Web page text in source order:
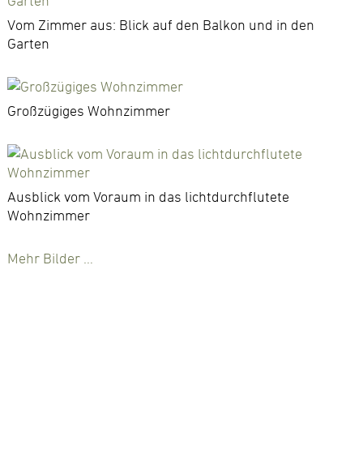
Vom Zimmer aus: Blick auf den Balkon und in den
Garten
Großzügiges Wohnzimmer
Ausblick vom Voraum in das lichtdurchflutete
Wohnzimmer
Mehr Bilder …